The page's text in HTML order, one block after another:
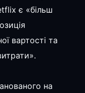
є «більш
вартості та
на